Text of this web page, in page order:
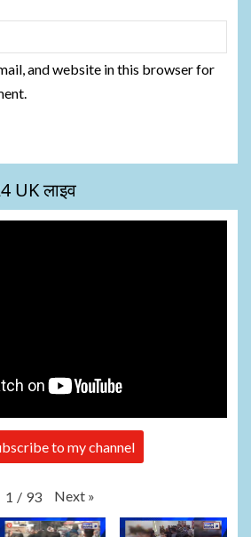
and website in this browser for
UK लाइव
to my channel
1 / 93 Next »